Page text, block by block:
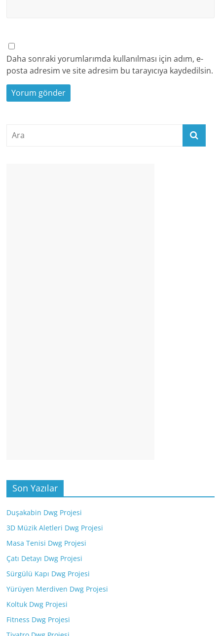
Daha sonraki yorumlarımda kullanılması için adım, e-
posta adresim ve site adresim bu tarayıcıya kaydedilsin.
Son Yazılar
Duşakabin Dwg Projesi
3D Müzik Aletleri Dwg Projesi
Masa Tenisi Dwg Projesi
Çatı Detayı Dwg Projesi
Sürgülü Kapı Dwg Projesi
Yürüyen Merdiven Dwg Projesi
Koltuk Dwg Projesi
Fitness Dwg Projesi